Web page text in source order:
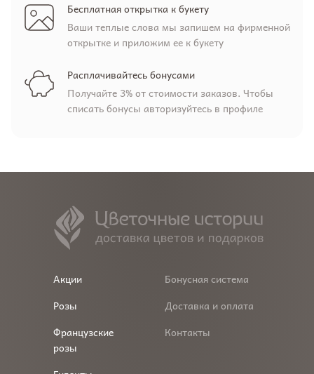
Бесплатная открытка к букету
Ваши теплые слова мы запишем на фирменной
открытке и приложим ее к букету
Расплачивайтесь бонусами
Получайте 3% от стоимости заказов. Чтобы
списать бонусы авторизуйтесь в профиле
Акции
Розы
Французские
розы
Бонусная система
Доставка и оплата
Контакты